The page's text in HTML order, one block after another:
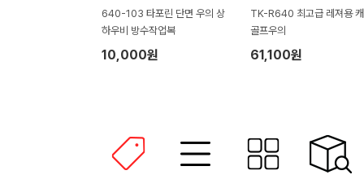
640-103 타포린 단면 우의 상
하우비 방수작업복
10,000원
TK-R640 최고급 레져용 캐
골프우의
61,100원